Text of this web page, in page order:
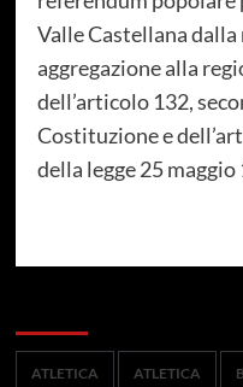
Valle Castellana dalla
aggregazione alla
dell’articolo 132,
Costituzione e
della legge 25 maggio
ATLETICA ATLETICA